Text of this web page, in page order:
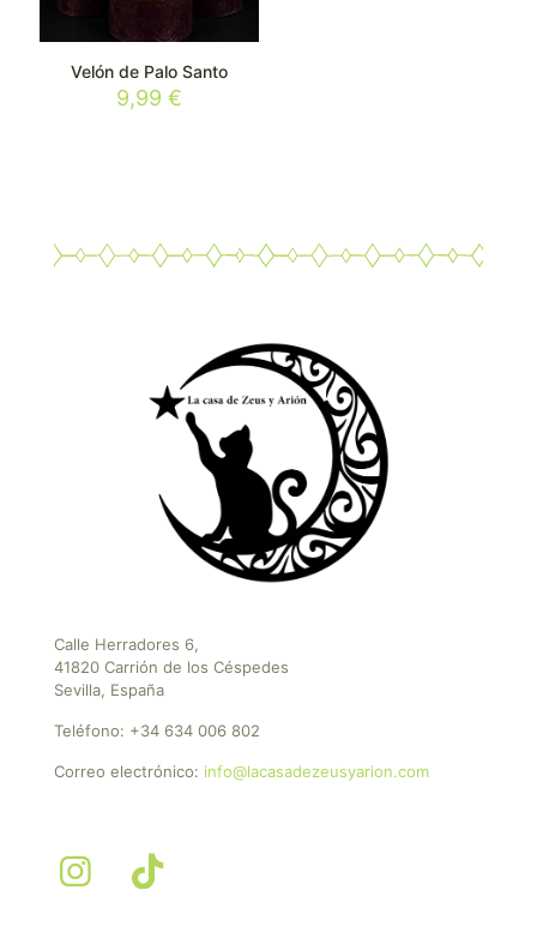
Velón de Palo Santo
9,99€
Calle Herradores 6,
41820 Carrión de los Céspedes
Sevilla, España
Teléfono: +34 634 006 802
Correo electrónico: info@lacasadezeusyarion.com